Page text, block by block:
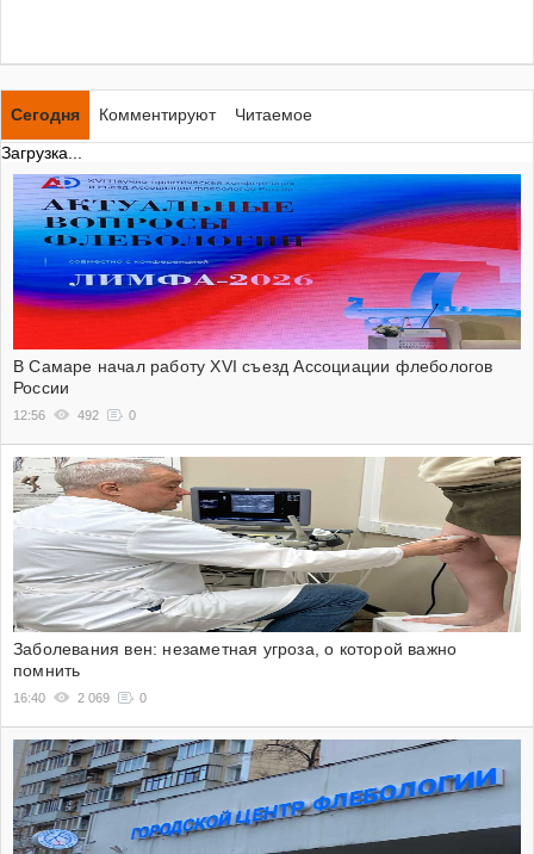
Сегодня Комментируют
Читаемое
Загрузка...
В Самаре начал работу XVI съезд Ассоциации флебологов
России
12:56 492 0
Заболевания вен: незаметная угроза, о которой важно
помнить
16:40 2 069 0